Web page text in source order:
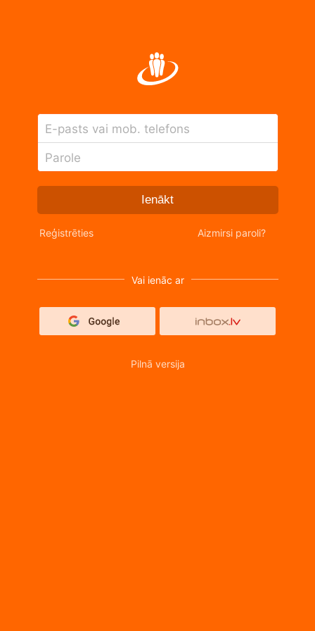
E-pasts vai mob. telefons
Parole
Ienākt
Reģistrēties Aizmirsi paroli?
Vai ienāc ar
Pilnā versija